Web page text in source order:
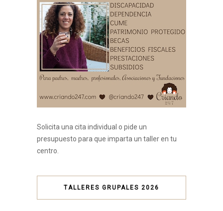
Solicita una cita individual o pide un
presupuesto para que imparta un taller en tu
centro.
TALLERES GRUPALES 2026